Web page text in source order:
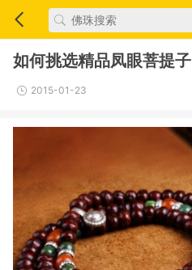
如何挑选精品凤眼菩提子
2015-01-23